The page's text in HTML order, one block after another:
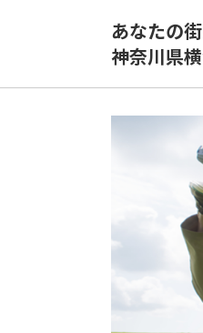
あなたの
神奈川県